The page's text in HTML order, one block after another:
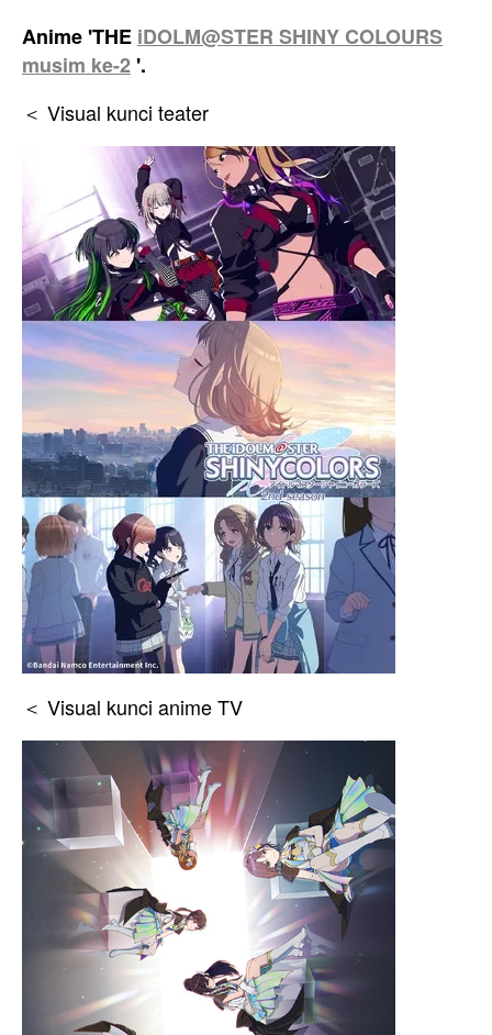
Anime 'THE iDOLM@STER SHINY COLOURS
musim ke-2'.
＜ Visual kunci teater
＜ Visual kunci anime TV